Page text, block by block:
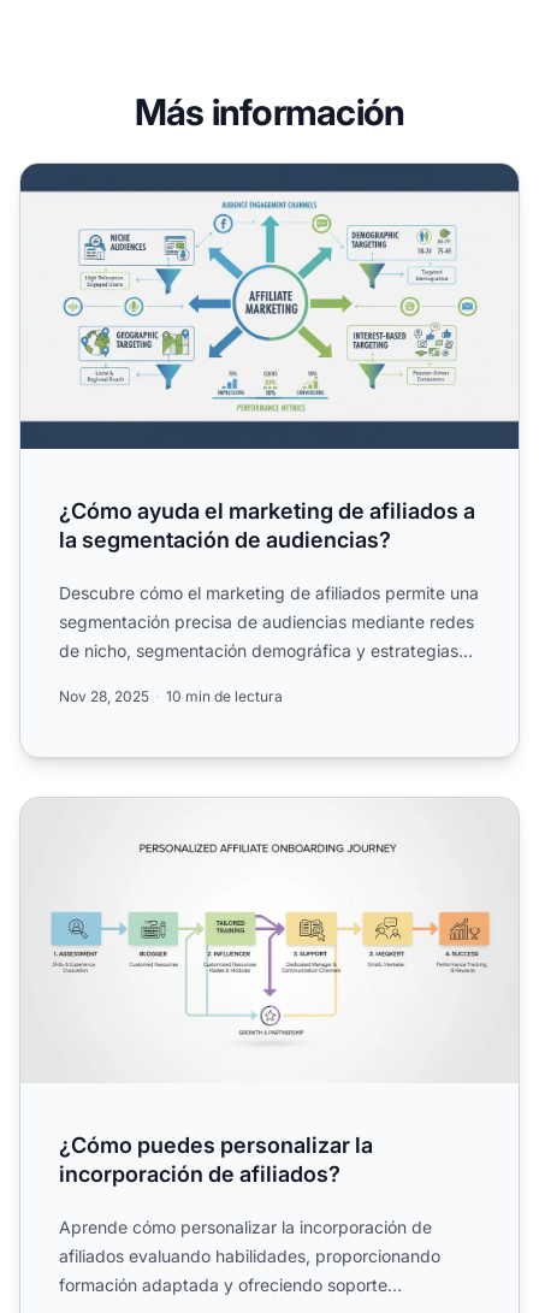
Más información
¿Cómo ayuda el marketing de afiliados a la
¿Cómo ayuda el marketing de afiliados a
la segmentación de audiencias?
Descubre cómo el marketing de afiliados permite una
segmentación precisa de audiencias mediante redes
de nicho, segmentación demográfica y estrategias
Nov 28, 2025 10 min de lectura
¿Cómo puedes personalizar la incorporación de
¿Cómo puedes personalizar la
incorporación de afiliados?
Aprende cómo personalizar la incorporación de
afiliados evaluando habilidades, proporcionando
formación adaptada y ofreciendo soporte